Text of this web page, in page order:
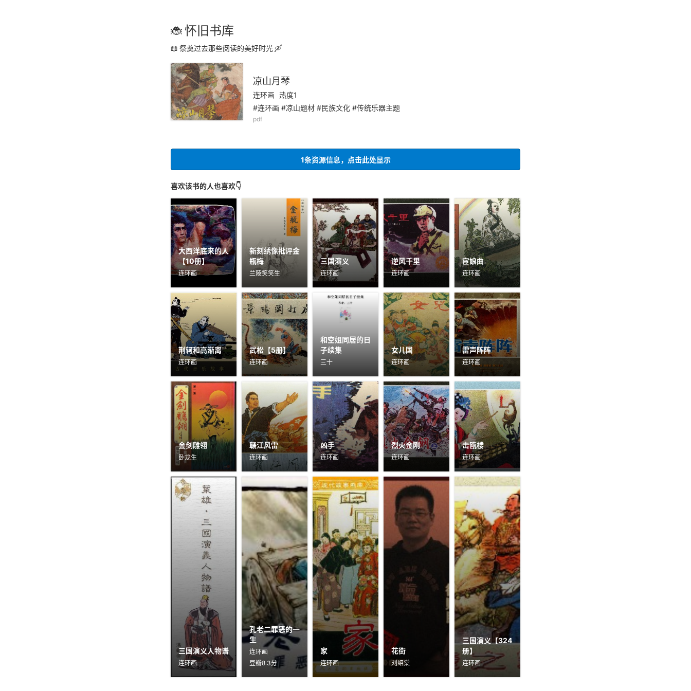
怀旧书库
祭奠过去那些阅读的美好时光
凉山月琴
连环画 热度1
#连环画 #凉山题材 #民族文化 #传统乐器主题
pdf
1条资源信息，点击此处显示
喜欢该书的人也喜欢👇
大西洋底来的人
【10册】
连环画
新刻绣像批评金
瓶梅
兰陵笑笑生
三国演义
连环画
逆风千里
连环画
宦娘曲
连环画
荆轲和高渐离
连环画
武松【5册】
连环画
和空姐同居的日
子续集
三十
女儿国
连环画
雷声阵阵
连环画
金剑雕翎
卧龙生
赣江风雷
连环画
凶手
连环画
烈火金刚
连环画
击瓯楼
连环画
三国演义人物谱
连环画
孔老二罪恶的一
生
连环画
豆瓣8.3分
家
连环画
花街
刘绍棠
三国演义【324
册】
连环画